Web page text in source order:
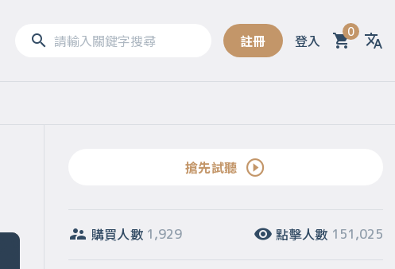
註冊 登入 0
搶先試聽
購買人數 1,929 點擊人數 151,025